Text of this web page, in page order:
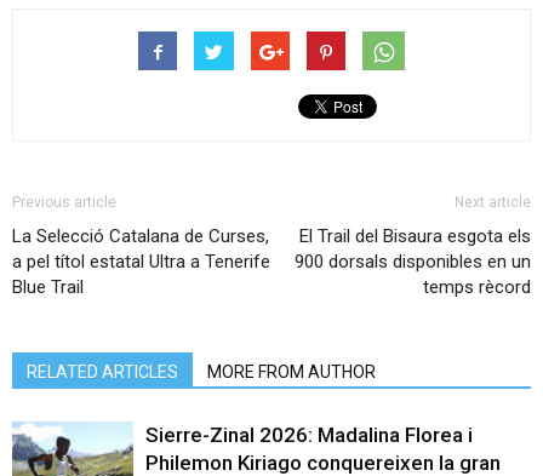
Previous article
La Selecció Catalana de Curses,
a pel títol estatal Ultra a Tenerife
Blue Trail
Next article
El Trail del Bisaura esgota els
900 dorsals disponibles en un
temps rècord
RELATED ARTICLES MORE FROM AUTHOR
Sierre-Zinal 2026: Madalina Florea i
Philemon Kiriago conquereixen la gran